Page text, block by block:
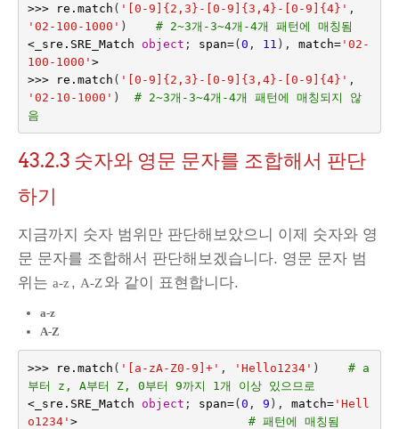
>>> re . match ( '[0-9]{2,3}-[0-9]{3,4}-[0-9]{4}' ,
'02-100-1000' )
# 2~3개-3~4개-4개 패턴에 매칭됨
<_sre . SRE_Match object ; span=(0 , 11 ), match='02-
100-1000' >
>>>
re . match ( '[0-9]{2,3}-[0-9]{3,4}-[0-9]{4}' ,
'02-10-1000' )
# 2~3개-3~4개-4개 패턴에 매칭되지 않
음
43.2.3 숫자와 영문 문자를 조합해서 판단
하기
지금까지 숫자 범위만 판단해보았으니 이제 숫자와 영
문 문자를 조합해서 판단해보겠습니다. 영문 문자 범
위는 a-z, A-Z와 같이 표현합니다.
a-z
A-Z
>>> re . match ( '[a-zA-Z0-9]+' , 'Hello1234' )
# a
부터 z, A부터 Z, 0부터 9까지 1개 이상 있으므로
<_sre . SRE_Match object ; span=(0 , 9 ), match='Hell
o1234' >
# 패턴에 매칭됨